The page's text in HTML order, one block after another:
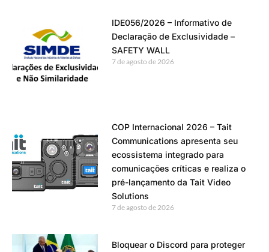
IDE056/2026 – Informativo de
Declaração de Exclusividade –
SAFETY WALL
7 de agosto de 2026
COP Internacional 2026 – Tait
Communications apresenta seu
ecossistema integrado para
comunicações críticas e realiza o
pré-lançamento da Tait Video
Solutions
7 de agosto de 2026
Bloquear o Discord para proteger